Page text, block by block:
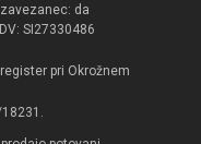
da
SI27330486
pri Okrožnem